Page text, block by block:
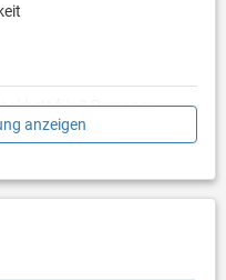
für 2 Personen,
anzeigen